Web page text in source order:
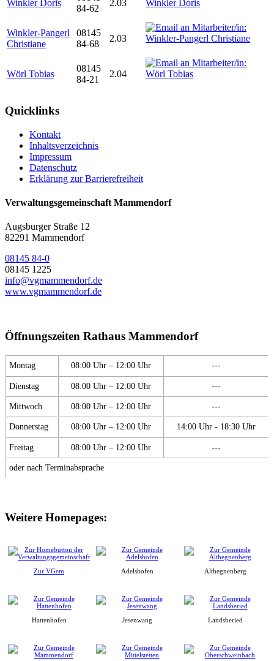
Winkler Doris
84-62
2.03
Winkler-Pangerl
Christiane
08145
84-68
2.03
Wörl Tobias
08145
84-21
2.04
Quicklinks
Kontakt
Inhaltsverzeichnis
Impressum
Datenschutz
Erklärung zur Barrierefreiheit
Verwaltungsgemeinschaft Mammendorf
Augsburger Straße 12
82291 Mammendorf
08145 84-0
08145 1225
info@vgmammendorf.de
www.vgmammendorf.de
Öffnungszeiten Rathaus Mammendorf
Montag 08:00 Uhr – 12:00 Uhr ---
Dienstag 08:00 Uhr – 12:00 Uhr ---
Mittwoch 08:00 Uhr – 12:00 Uhr ---
Donnerstag 08:00 Uhr – 12:00 Uhr 14:00 Uhr - 18:30 Uhr
Freitag 08:00 Uhr – 12:00 Uhr ---
oder nach Terminabsprache
Weitere Homepages:
Zur VGem Adelshofen Althegnenberg
Hattenhofen Jesenwang Landsberied